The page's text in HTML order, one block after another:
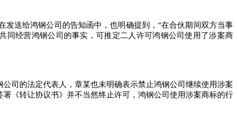
送给鸿钢公司的告知函中，也明确提到，“在合伙期间双方当事
同经营鸿钢公司的事实，可推定二人许可鸿钢公司使用了涉案商
司的法定代表人，章某也未明确表示禁止鸿钢公司继续使用涉案
《转让协议书》并不当然终止许可，鸿钢公司使用涉案商标的行